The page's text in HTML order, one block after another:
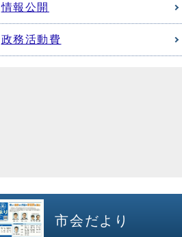
情報公開
政務活動費
市会だより